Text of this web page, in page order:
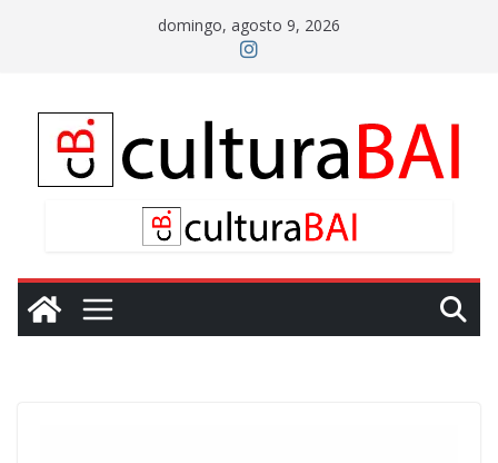
domingo, agosto 9, 2026